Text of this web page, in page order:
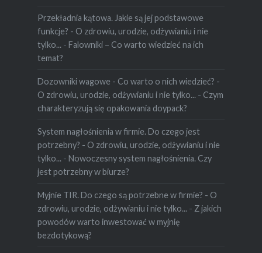
Przekładnia kątowa. Jakie są jej podstawowe
funkcje? - O zdrowiu, urodzie, odżywianiu i nie
tylko... - Falowniki – Co warto wiedzieć na ich
temat?
Dozowniki wagowe - Co warto o nich wiedzieć? -
O zdrowiu, urodzie, odżywianiu i nie tylko... - Czym
charakteryzują się opakowania doypack?
System nagłośnienia w firmie. Do czego jest
potrzebny? - O zdrowiu, urodzie, odżywianiu i nie
tylko... - Nowoczesny system nagłośnienia. Czy
jest potrzebny w biurze?
Myjnie TIR. Do czego są potrzebne w firmie? - O
zdrowiu, urodzie, odżywianiu i nie tylko... - Z jakich
powodów warto inwestować w myjnię
bezdotykową?